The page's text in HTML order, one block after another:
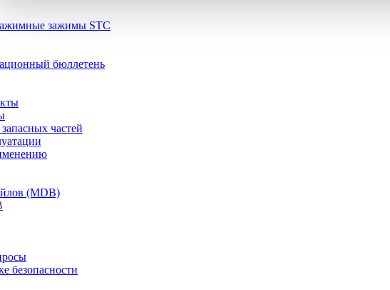
зажимы STC
бюллетень
частей
(MDB)
безопасности